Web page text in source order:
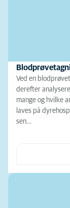
Ved en
derefter
mange og hvilke
laves på
sen…